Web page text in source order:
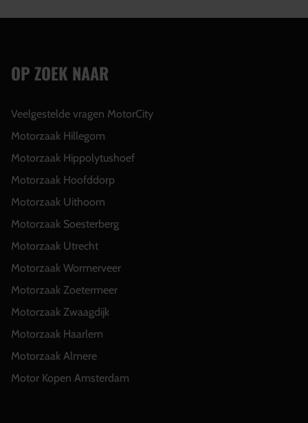
OP ZOEK NAAR
Veelgestelde vragen MotorCity
Motorzaak Hillegom
Motorzaak Hippolytushoef
Motorzaak Hoofddorp
Motorzaak Uithoorn
Motorzaak Soesterberg
Motorzaak Utrecht
Motorzaak Wormerveer
Motorzaak Zoetermeer
Motorzaak Zwaagdijk
Motorzaak Haarlem
Motorzaak Almere
Motor Kopen Amsterdam